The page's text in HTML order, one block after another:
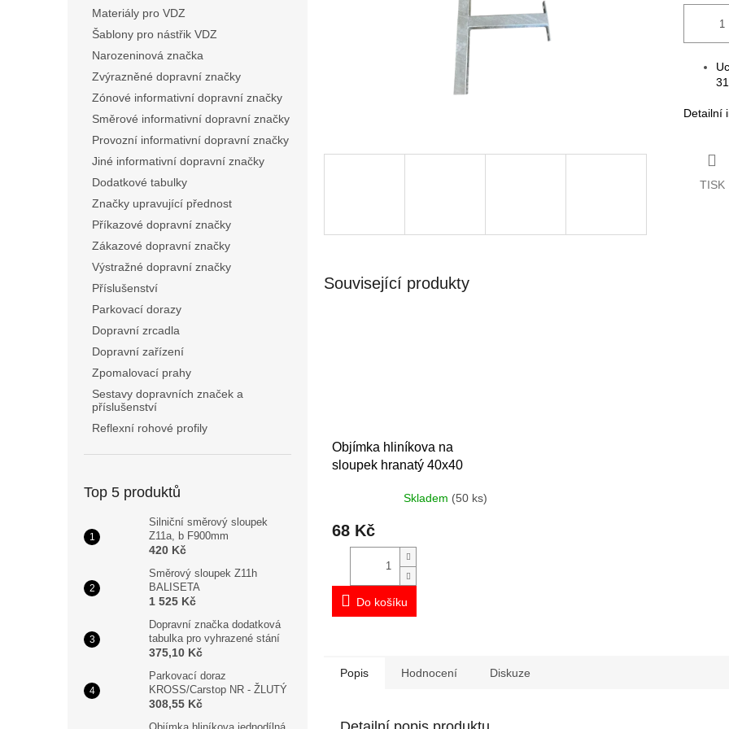
Materiály pro VDZ
Šablony pro nástřik VDZ
Narozeninová značka
Zvýrazněné dopravní značky
Zónové informativní dopravní značky
Směrové informativní dopravní značky
Provozní informativní dopravní značky
Jiné informativní dopravní značky
Dodatkové tabulky
Značky upravující přednost
Příkazové dopravní značky
Zákazové dopravní značky
Výstražné dopravní značky
Příslušenství
Parkovací dorazy
Dopravní zrcadla
Dopravní zařízení
Zpomalovací prahy
Sestavy dopravních značek a
příslušenství
Reflexní rohové profily
Top 5 produktů
Silniční směrový sloupek
Z11a, b F900mm
420 Kč
Směrový sloupek Z11h
BALISETA
1 525 Kč
Dopravní značka dodatková
tabulka pro vyhrazené stání
375,10 Kč
Parkovací doraz
KROSS/Carstop NR - ŽLUTÝ
308,55 Kč
Detailní
TISK
Související produkty
Objímka hliníkova na
sloupek hranatý 40x40
Skladem (50 ks)
68 Kč
Do košíku
Popis Hodnocení Diskuze